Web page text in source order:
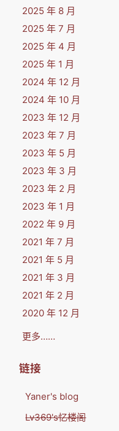
2025 年 8 月
2025 年 7 月
2025 年 4 月
2025 年 1 月
2024 年 12 月
2024 年 10 月
2023 年 12 月
2023 年 7 月
2023 年 5 月
2023 年 3 月
2023 年 2 月
2023 年 1 月
2022 年 9 月
2021 年 7 月
2021 年 5 月
2021 年 3 月
2021 年 2 月
2020 年 12 月
更多……
链接
Yaner's blog
Lv369's忆楼阁